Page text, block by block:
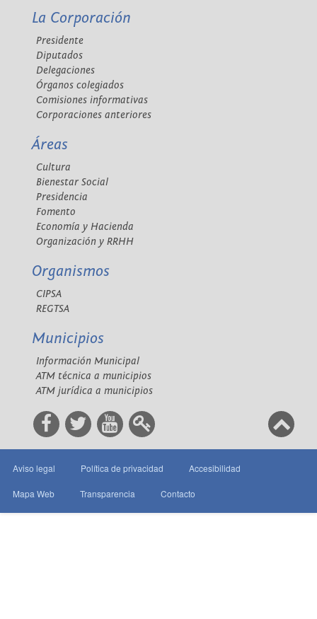
La Corporación
Presidente
Diputados
Delegaciones
Órganos colegiados
Comisiones informativas
Corporaciones anteriores
Áreas
Cultura
Bienestar Social
Presidencia
Fomento
Economía y Hacienda
Organización y RRHH
Organismos
CIPSA
REGTSA
Municipios
Información Municipal
ATM técnica a municipios
ATM jurídica a municipios
Aviso legal Política de privacidad Accesibilidad
Mapa Web Transparencia Contacto